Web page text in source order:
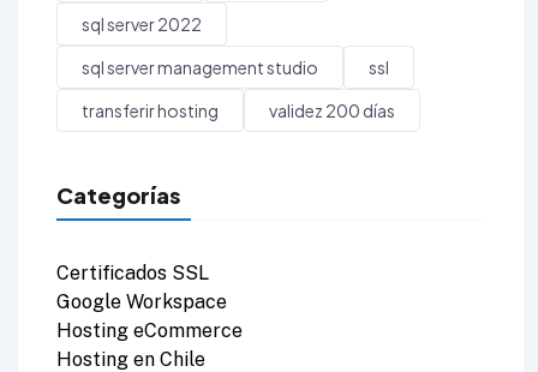
sql server 2022
sql server management studio
ssl
transferir hosting
validez 200 días
Categorías
Certificados SSL
Google Workspace
Hosting eCommerce
Hosting en Chile